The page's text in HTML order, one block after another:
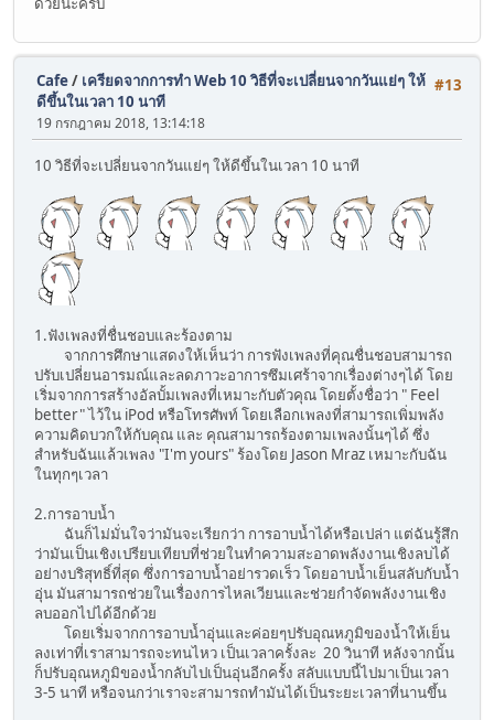
#13
Cafe/ เครียดจากการทำ Web 10 วิธีที่จะเปลี่ยนจากวันแย่ๆ ให้
ดีขึ้นในเวลา 10 นาที
19 กรกฎาคม 2018, 13:14:18
10 วิธีที่จะเปลี่ยนจากวันแย่ๆ ให้ดีขึ้นในเวลา 10 นาที
1.ฟังเพลงที่ชื่นชอบและร้องตาม
จากการศึกษาแสดงให้เห็นว่า การฟังเพลงที่คุณชื่นชอบสามารถ
ปรับเปลี่ยนอารมณ์และลดภาวะอาการซึมเศร้าจากเรื่องต่างๆได้ โดย
เริ่มจากการสร้างอัลบั้มเพลงที่เหมาะกับตัวคุณ โดยตั้งชื่อว่า " Feel
better" ไว้ใน iPod หรือโทรศัพท์ โดยเลือกเพลงที่สามารถเพิ่มพลัง
ความคิดบวกให้กับคุณ และ คุณสามารถร้องตามเพลงนั้นๆได้ ซึ่ง
สำหรับฉันแล้วเพลง "I'm yours" ร้องโดย Jason Mraz เหมาะกับฉัน
ในทุกๆเวลา
2.การอาบน้ำ
ฉันก็ไม่มั่นใจว่ามันจะเรียกว่า การอาบน้ำได้หรือเปล่า แต่ฉันรู้สึก
ว่ามันเป็นเชิงเปรียบเทียบที่ช่วยในทำความสะอาดพลังงานเชิงลบได้
อย่างบริสุทธิ์ที่สุด ซึ่งการอาบน้ำอย่ารวดเร็ว โดยอาบน้ำเย็นสลับกับน้ำ
อุ่น มันสามารถช่วยในเรื่องการไหลเวียนและช่วยกำจัดพลังงานเชิง
ลบออกไปได้อีกด้วย
โดยเริ่มจากการอาบน้ำอุ่นและค่อยๆปรับอุณหภูมิของน้ำให้เย็น
ลงเท่าที่เราสามารถจะทนไหว เป็นเวลาครั้งละ 20 วินาที หลังจากนั้น
ก็ปรับอุณหภูมิของน้ำกลับไปเป็นอุ่นอีกครั้ง สลับแบบนี้ไปมาเป็นเวลา
3-5 นาที หรือจนกว่าเราจะสามารถทำมันได้เป็นระยะเวลาที่นานขึ้น